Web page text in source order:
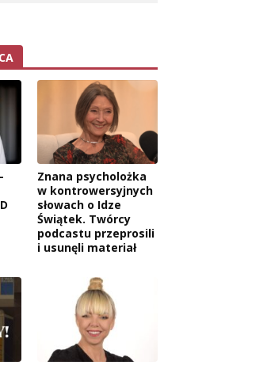
Znana psycholożka
w kontrowersyjnych
słowach o Idze
Świątek. Twórcy
podcastu przeprosili
i usunęli materiał